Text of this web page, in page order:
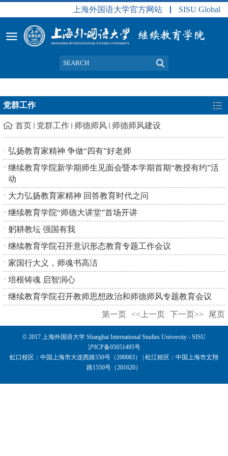
上海外国语大学官方网站 SISU Global
党群工作
首页 党群工作 师德师风 师德师风建设
弘扬教育家精神 争做“四有”好老师
继续教育学院新学期师生见面会暨本学期首期“教授有约”活
动
大力弘扬教育家精神 回答教育时代之问
继续教育学院“师德大讲堂”首场开讲
躬耕教坛 强国有我
继续教育学院召开意识形态教育专题工作会议
家国行大义，师魂书高洁
培根铸魂 启智润心
继续教育学院召开教师思想政治和师德师风专题教育会议
第一页 <<上一页 下一页>> 尾页
© 2017 上海外国语大学 Shanghai International Studies University - SISU
沪ICP备05051495号
虹口校区：中国上海市大连西路550号（200083） | 松江校区：中国上海市文翔
路1550号（201620）